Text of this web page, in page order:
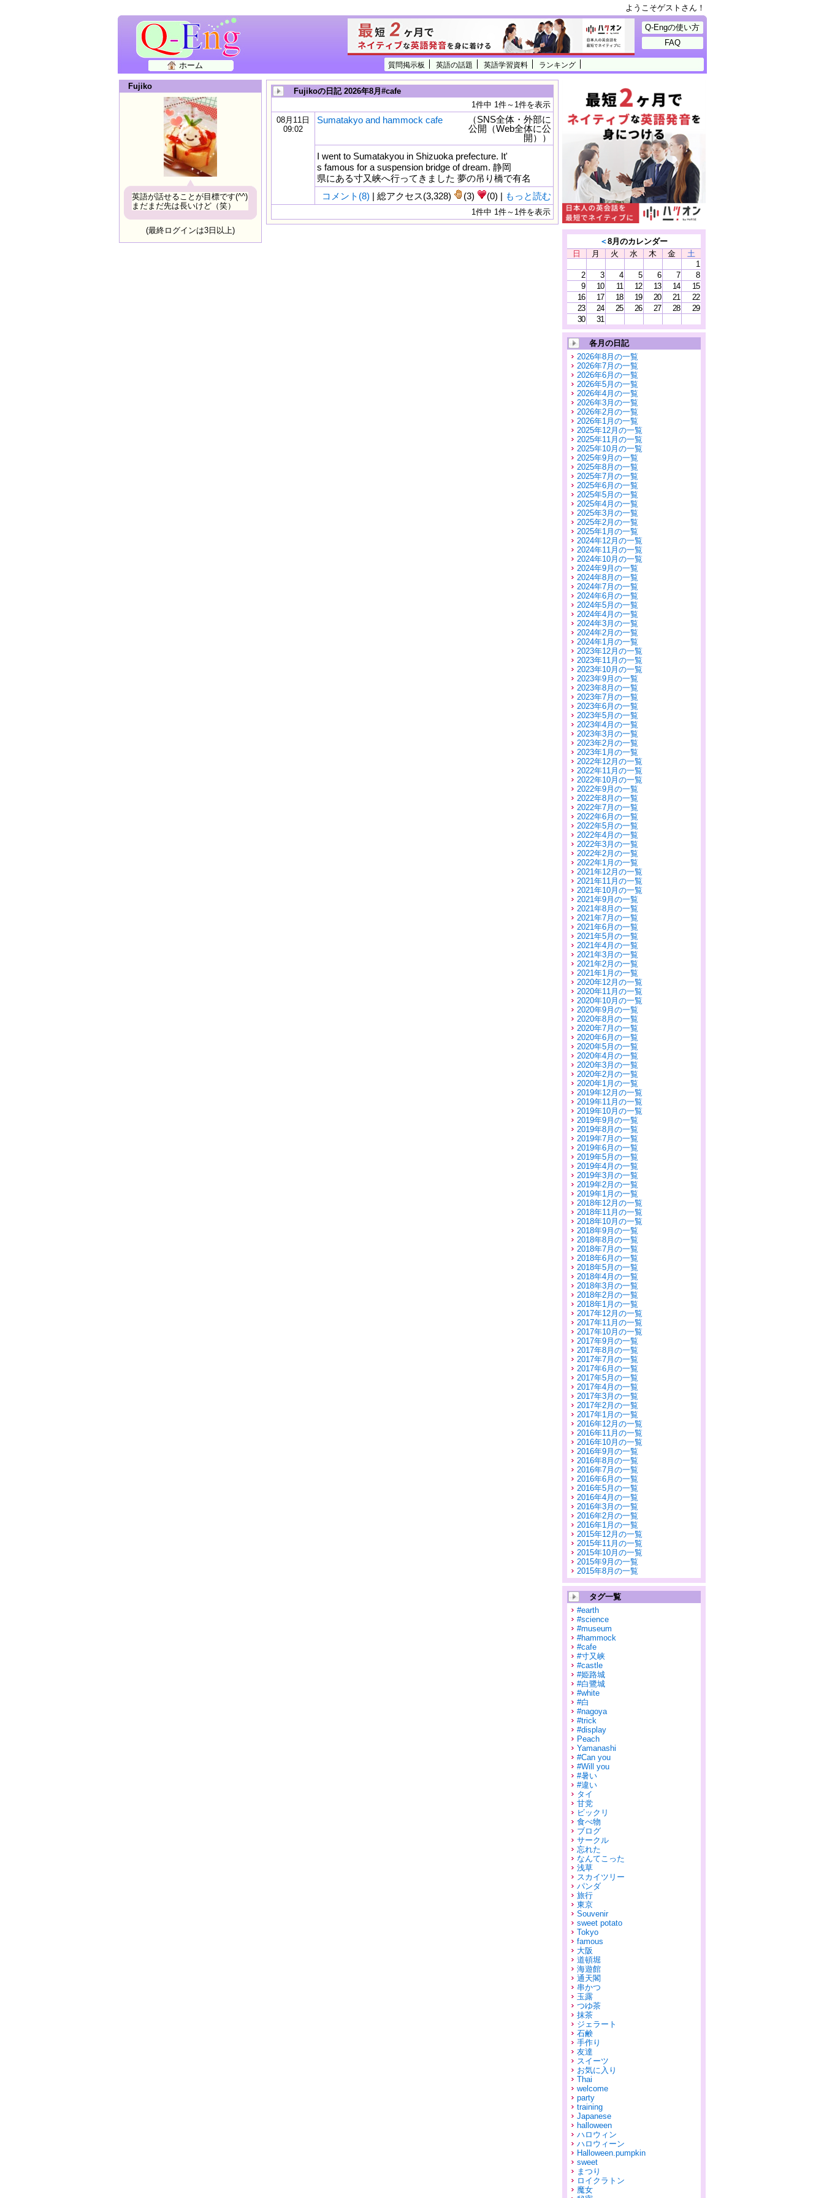
ようこそゲストさん！
質問掲示板 英語の話題 英語学習資料 ランキング
ホーム
Q-Engの使い方
FAQ
Fujiko
英語が話せることが目標です(^^)
まだまだ先は長いけど（笑）
(最終ログインは3日以上)
Fujikoの日記 2026年8月#cafe
1件中 1件～1件を表示
08月11日
09:02
Sumatakyo and hammock cafe
（SNS全体・外部に
公開（Web全体に公
開））
I went to Sumatakyou in Shizuoka prefecture. It'
s famous for a suspension bridge of dream. 静岡
県にある寸又峡へ行ってきました 夢の吊り橋で有名
コメント(8) | 総アクセス(3,328) (3) (0) | もっと読む
1件中 1件～1件を表示
＜8月のカレンダー
日
月 火 水 木 金
土
1
2
3 4 5 6 7
8
9
10 11 12 13 14
15
16
17 18 19 20 21
22
23
24 25 26 27 28
29
30
31
各月の日記
2026年8月の一覧
2026年7月の一覧
2026年6月の一覧
2026年5月の一覧
2026年4月の一覧
2026年3月の一覧
2026年2月の一覧
2026年1月の一覧
2025年12月の一覧
2025年11月の一覧
2025年10月の一覧
2025年9月の一覧
2025年8月の一覧
2025年7月の一覧
2025年6月の一覧
2025年5月の一覧
2025年4月の一覧
2025年3月の一覧
2025年2月の一覧
2025年1月の一覧
2024年12月の一覧
2024年11月の一覧
2024年10月の一覧
2024年9月の一覧
2024年8月の一覧
2024年7月の一覧
2024年6月の一覧
2024年5月の一覧
2024年4月の一覧
2024年3月の一覧
2024年2月の一覧
2024年1月の一覧
2023年12月の一覧
2023年11月の一覧
2023年10月の一覧
2023年9月の一覧
2023年8月の一覧
2023年7月の一覧
2023年6月の一覧
2023年5月の一覧
2023年4月の一覧
2023年3月の一覧
2023年2月の一覧
2023年1月の一覧
2022年12月の一覧
2022年11月の一覧
2022年10月の一覧
2022年9月の一覧
2022年8月の一覧
2022年7月の一覧
2022年6月の一覧
2022年5月の一覧
2022年4月の一覧
2022年3月の一覧
2022年2月の一覧
2022年1月の一覧
2021年12月の一覧
2021年11月の一覧
2021年10月の一覧
2021年9月の一覧
2021年8月の一覧
2021年7月の一覧
2021年6月の一覧
2021年5月の一覧
2021年4月の一覧
2021年3月の一覧
2021年2月の一覧
2021年1月の一覧
2020年12月の一覧
2020年11月の一覧
2020年10月の一覧
2020年9月の一覧
2020年8月の一覧
2020年7月の一覧
2020年6月の一覧
2020年5月の一覧
2020年4月の一覧
2020年3月の一覧
2020年2月の一覧
2020年1月の一覧
2019年12月の一覧
2019年11月の一覧
2019年10月の一覧
2019年9月の一覧
2019年8月の一覧
2019年7月の一覧
2019年6月の一覧
2019年5月の一覧
2019年4月の一覧
2019年3月の一覧
2019年2月の一覧
2019年1月の一覧
2018年12月の一覧
2018年11月の一覧
2018年10月の一覧
2018年9月の一覧
2018年8月の一覧
2018年7月の一覧
2018年6月の一覧
2018年5月の一覧
2018年4月の一覧
2018年3月の一覧
2018年2月の一覧
2018年1月の一覧
2017年12月の一覧
2017年11月の一覧
2017年10月の一覧
2017年9月の一覧
2017年8月の一覧
2017年7月の一覧
2017年6月の一覧
2017年5月の一覧
2017年4月の一覧
2017年3月の一覧
2017年2月の一覧
2017年1月の一覧
2016年12月の一覧
2016年11月の一覧
2016年10月の一覧
2016年9月の一覧
2016年8月の一覧
2016年7月の一覧
2016年6月の一覧
2016年5月の一覧
2016年4月の一覧
2016年3月の一覧
2016年2月の一覧
2016年1月の一覧
2015年12月の一覧
2015年11月の一覧
2015年10月の一覧
2015年9月の一覧
2015年8月の一覧
タグ一覧
#earth
#science
#museum
#hammock
#cafe
#寸又峡
#castle
#姫路城
#白鷺城
#white
#白
#nagoya
#trick
#display
Peach
Yamanashi
#Can you
#Will you
#暑い
#違い
タイ
甘党
ビックリ
食べ物
ブログ
サークル
忘れた
なんてこった
浅草
スカイツリー
パンダ
旅行
東京
Souvenir
sweet potato
Tokyo
famous
大阪
道頓堀
海遊館
通天閣
串かつ
玉露
つゆ茶
抹茶
ジェラート
石鹸
手作り
友達
スイーツ
お気に入り
Thai
welcome
party
training
Japanese
halloween
ハロウィン
ハロウィーン
Halloween.pumpkin
sweet
まつり
ロイクラトン
魔女